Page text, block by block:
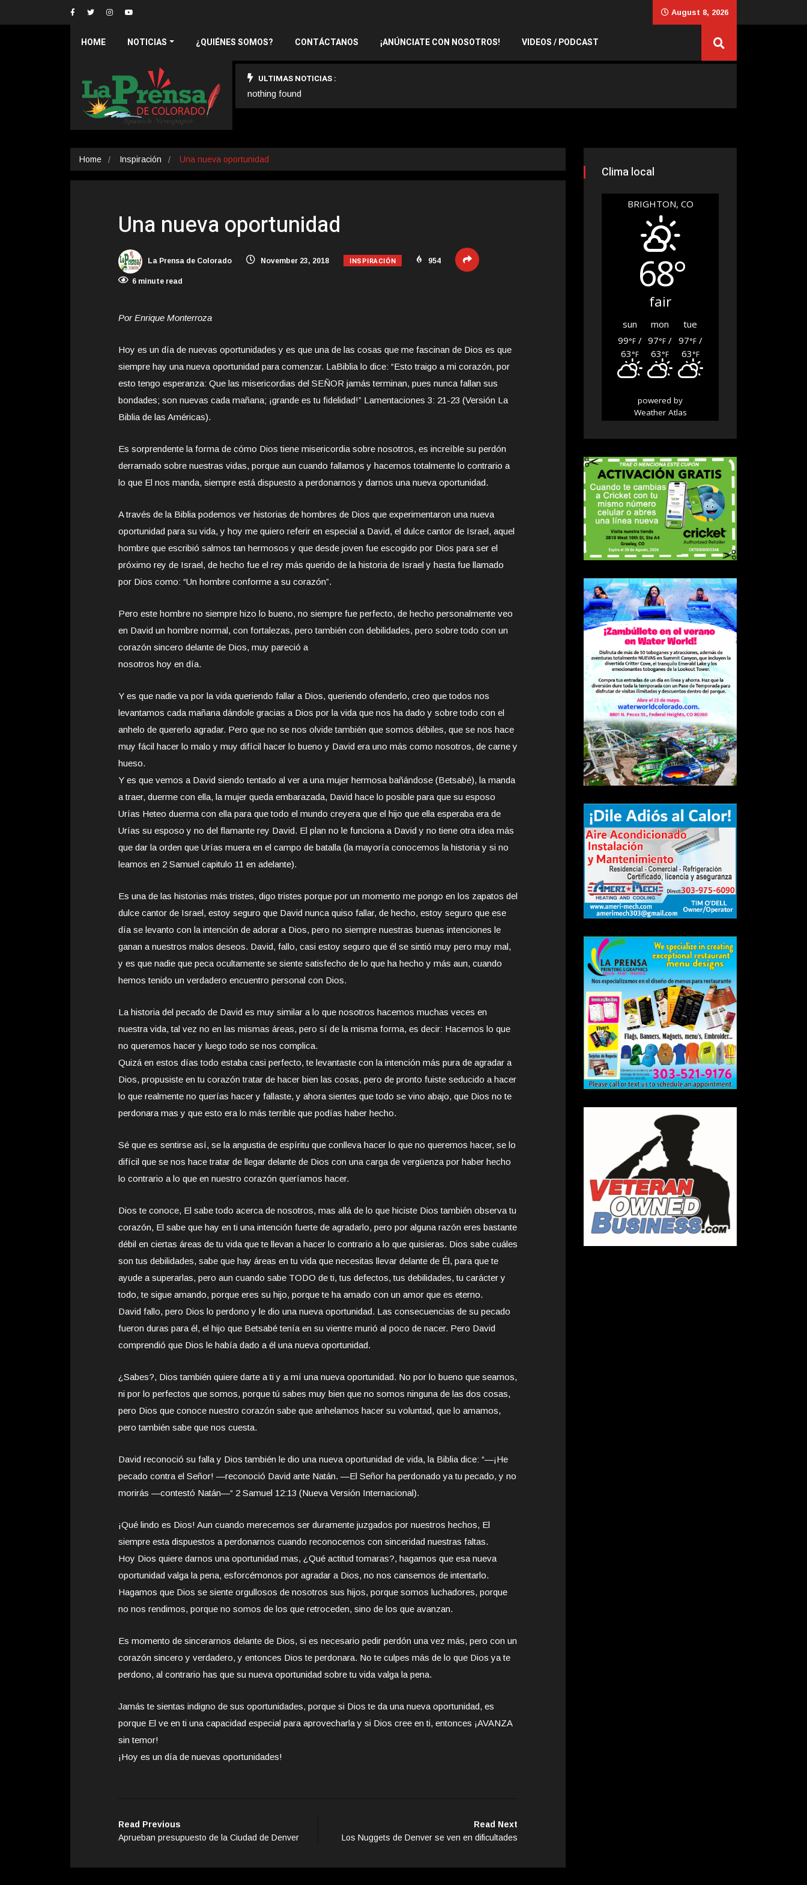
August 8, 2026
HOME NOTICIAS ¿QUIÉNES SOMOS? CONTÁCTANOS ¡ANÚNCIATE CON NOSOTROS! VIDEOS / PODCAST
ULTIMAS NOTICIAS :
nothing found
Home Inspiración Una nueva oportunidad
Una nueva oportunidad
La Prensa de Colorado November 23, 2018 INSPIRACIÓN 954
6 minute read
Por Enrique Monterroza
Hoy es un día de nuevas oportunidades y es que una de las cosas que me fascinan de Dios es que
siempre hay una nueva oportunidad para comenzar. LaBiblia lo dice: “Esto traigo a mi corazón, por
esto tengo esperanza: Que las misericordias del SEÑOR jamás terminan, pues nunca fallan sus
bondades; son nuevas cada mañana; ¡grande es tu fidelidad!” Lamentaciones 3: 21-23 (Versión La
Biblia de las Américas).
Es sorprendente la forma de cómo Dios tiene misericordia sobre nosotros, es increíble su perdón
derramado sobre nuestras vidas, porque aun cuando fallamos y hacemos totalmente lo contrario a
lo que El nos manda, siempre está dispuesto a perdonarnos y darnos una nueva oportunidad.
A través de la Biblia podemos ver historias de hombres de Dios que experimentaron una nueva
oportunidad para su vida, y hoy me quiero referir en especial a David, el dulce cantor de Israel, aquel
hombre que escribió salmos tan hermosos y que desde joven fue escogido por Dios para ser el
próximo rey de Israel, de hecho fue el rey más querido de la historia de Israel y hasta fue llamado
por Dios como: “Un hombre conforme a su corazón”.
Pero este hombre no siempre hizo lo bueno, no siempre fue perfecto, de hecho personalmente veo
en David un hombre normal, con fortalezas, pero también con debilidades, pero sobre todo con un
corazón sincero delante de Dios, muy pareció a
nosotros hoy en día.
Y es que nadie va por la vida queriendo fallar a Dios, queriendo ofenderlo, creo que todos nos
levantamos cada mañana dándole gracias a Dios por la vida que nos ha dado y sobre todo con el
anhelo de quererlo agradar. Pero que no se nos olvide también que somos débiles, que se nos hace
muy fácil hacer lo malo y muy difícil hacer lo bueno y David era uno más como nosotros, de carne y
hueso.
Y es que vemos a David siendo tentado al ver a una mujer hermosa bañándose (Betsabé), la manda
a traer, duerme con ella, la mujer queda embarazada, David hace lo posible para que su esposo
Urías Heteo duerma con ella para que todo el mundo creyera que el hijo que ella esperaba era de
Urías su esposo y no del flamante rey David. El plan no le funciona a David y no tiene otra idea más
que dar la orden que Urías muera en el campo de batalla (la mayoría conocemos la historia y si no
leamos en 2 Samuel capitulo 11 en adelante).
Es una de las historias más tristes, digo tristes porque por un momento me pongo en los zapatos del
dulce cantor de Israel, estoy seguro que David nunca quiso fallar, de hecho, estoy seguro que ese
día se levanto con la intención de adorar a Dios, pero no siempre nuestras buenas intenciones le
ganan a nuestros malos deseos. David, fallo, casi estoy seguro que él se sintió muy pero muy mal,
y es que nadie que peca ocultamente se siente satisfecho de lo que ha hecho y más aun, cuando
hemos tenido un verdadero encuentro personal con Dios.
La historia del pecado de David es muy similar a lo que nosotros hacemos muchas veces en
nuestra vida, tal vez no en las mismas áreas, pero sí de la misma forma, es decir: Hacemos lo que
no queremos hacer y luego todo se nos complica.
Quizá en estos días todo estaba casi perfecto, te levantaste con la intención más pura de agradar a
Dios, propusiste en tu corazón tratar de hacer bien las cosas, pero de pronto fuiste seducido a hacer
lo que realmente no querías hacer y fallaste, y ahora sientes que todo se vino abajo, que Dios no te
perdonara mas y que esto era lo más terrible que podías haber hecho.
Sé que es sentirse así, se la angustia de espíritu que conlleva hacer lo que no queremos hacer, se lo
difícil que se nos hace tratar de llegar delante de Dios con una carga de vergüenza por haber hecho
lo contrario a lo que en nuestro corazón queríamos hacer.
Dios te conoce, El sabe todo acerca de nosotros, mas allá de lo que hiciste Dios también observa tu
corazón, El sabe que hay en ti una intención fuerte de agradarlo, pero por alguna razón eres bastante
débil en ciertas áreas de tu vida que te llevan a hacer lo contrario a lo que quisieras. Dios sabe cuáles
son tus debilidades, sabe que hay áreas en tu vida que necesitas llevar delante de Él, para que te
ayude a superarlas, pero aun cuando sabe TODO de ti, tus defectos, tus debilidades, tu carácter y
todo, te sigue amando, porque eres su hijo, porque te ha amado con un amor que es eterno.
David fallo, pero Dios lo perdono y le dio una nueva oportunidad. Las consecuencias de su pecado
fueron duras para él, el hijo que Betsabé tenía en su vientre murió al poco de nacer. Pero David
comprendió que Dios le había dado a él una nueva oportunidad.
¿Sabes?, Dios también quiere darte a ti y a mí una nueva oportunidad. No por lo bueno que seamos,
ni por lo perfectos que somos, porque tú sabes muy bien que no somos ninguna de las dos cosas,
pero Dios que conoce nuestro corazón sabe que anhelamos hacer su voluntad, que lo amamos,
pero también sabe que nos cuesta.
David reconoció su falla y Dios también le dio una nueva oportunidad de vida, la Biblia dice: “—¡He
pecado contra el Señor! —reconoció David ante Natán. —El Señor ha perdonado ya tu pecado, y no
morirás —contestó Natán—“ 2 Samuel 12:13 (Nueva Versión Internacional).
¡Qué lindo es Dios! Aun cuando merecemos ser duramente juzgados por nuestros hechos, El
siempre esta dispuestos a perdonarnos cuando reconocemos con sinceridad nuestras faltas.
Hoy Dios quiere darnos una oportunidad mas, ¿Qué actitud tomaras?, hagamos que esa nueva
oportunidad valga la pena, esforcémonos por agradar a Dios, no nos cansemos de intentarlo.
Hagamos que Dios se siente orgullosos de nosotros sus hijos, porque somos luchadores, porque
no nos rendimos, porque no somos de los que retroceden, sino de los que avanzan.
Es momento de sincerarnos delante de Dios, si es necesario pedir perdón una vez más, pero con un
corazón sincero y verdadero, y entonces Dios te perdonara. No te culpes más de lo que Dios ya te
perdono, al contrario has que su nueva oportunidad sobre tu vida valga la pena.
Jamás te sientas indigno de sus oportunidades, porque si Dios te da una nueva oportunidad, es
porque El ve en ti una capacidad especial para aprovecharla y si Dios cree en ti, entonces ¡AVANZA
sin temor!
¡Hoy es un día de nuevas oportunidades!
Read Previous
Aprueban presupuesto de la Ciudad de Denver
Read Next
Los Nuggets de Denver se ven en dificultades
Clima local
BRIGHTON, CO
68°
fair
sun mon
tue
99°F /
63°F
97°F /
63°F
97°F/
63°F
powered by
Weather Atlas